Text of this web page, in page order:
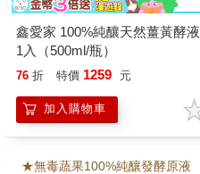
鑫愛家 100%純釀天然薑黃酵液
1入（500ml/瓶）
76 折 特價 1259 元
加入購物車
★無毒蔬果100%純釀發酵原液